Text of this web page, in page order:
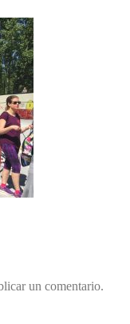
un comentario.